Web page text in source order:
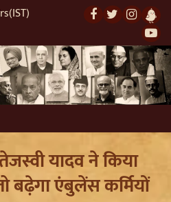
यादव ने किया
बढ़ेगा एंबुलेंस कर्मियों